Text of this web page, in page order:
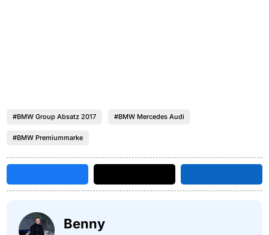
#BMW Group Absatz 2017 #BMW Mercedes Audi
#BMW Premiummarke
Benny